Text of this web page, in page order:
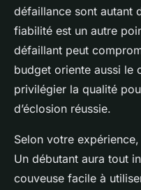
défaillance sont autant
fiabilité est un autre
défaillant peut
budget oriente aussi le
privilégier la qualité
d’éclosion réussie.
Selon votre
Un débutant aura tout
couveuse facile à